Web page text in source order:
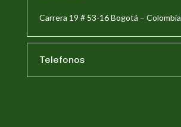
Carrera 19 # 53-16 Bogotá – Colombia
Telefonos